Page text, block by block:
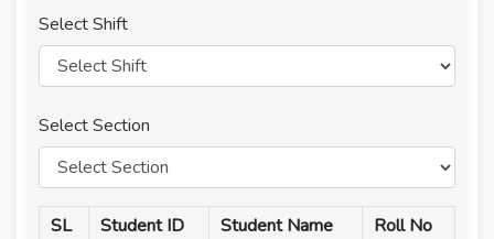
Select Shift
Select Section
SL Student ID Student Name Roll No